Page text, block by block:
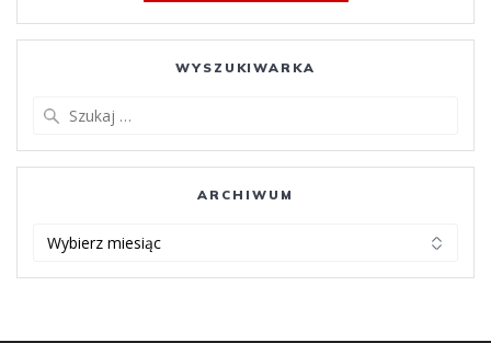
WYSZUKIWARKA
ARCHIWUM